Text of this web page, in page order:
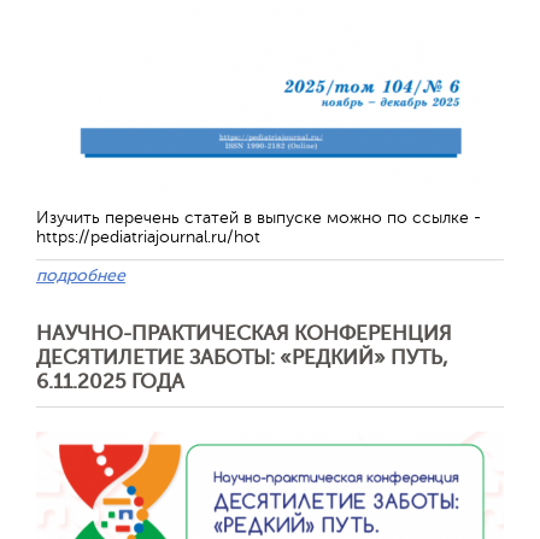
Изучить перечень статей в выпуске можно по ссылке -
https://pediatriajournal.ru/hot
подробнее
НАУЧНО-ПРАКТИЧЕСКАЯ КОНФЕРЕНЦИЯ
ДЕСЯТИЛЕТИЕ ЗАБОТЫ: «РЕДКИЙ» ПУТЬ,
6.11.2025 ГОДА